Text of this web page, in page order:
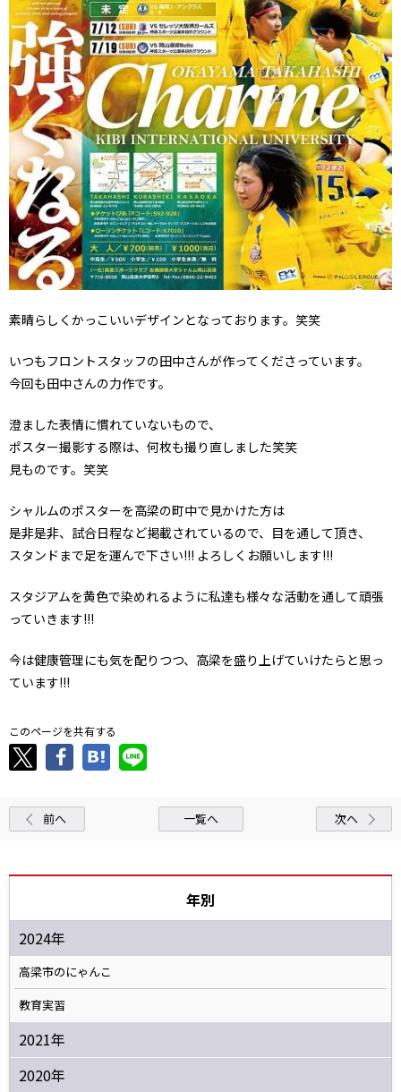
素晴らしくかっこいいデザインとなっております。笑笑
いつもフロントスタッフの田中さんが作ってくださっています。
今回も田中さんの力作です。
澄ました表情に慣れていないもので、
ポスター撮影する際は、何枚も撮り直しました笑笑
見ものです。笑笑
シャルムのポスターを高梁の町中で見かけた方は
是非是非、試合日程など掲載されているので、目を通して頂き、
スタンドまで足を運んで下さい!!! よろしくお願いします!!!
スタジアムを黄色で染めれるように私達も様々な活動を通して頑張
っていきます!!!
今は健康管理にも気を配りつつ、高梁を盛り上げていけたらと思っ
ています!!!
このページを共有する
前へ 一覧へ 次へ
年別
2024年
高梁市のにゃんこ
教育実習
2021年
2020年